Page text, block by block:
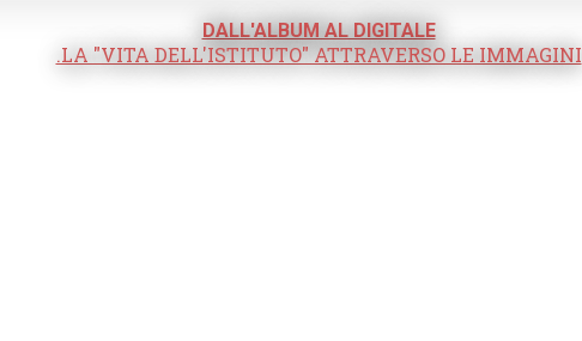
DALL'ALBUM AL DIGITALE
.LA "VITA DELL'ISTITUTO" ATTRAVERSO LE IMMAGINI